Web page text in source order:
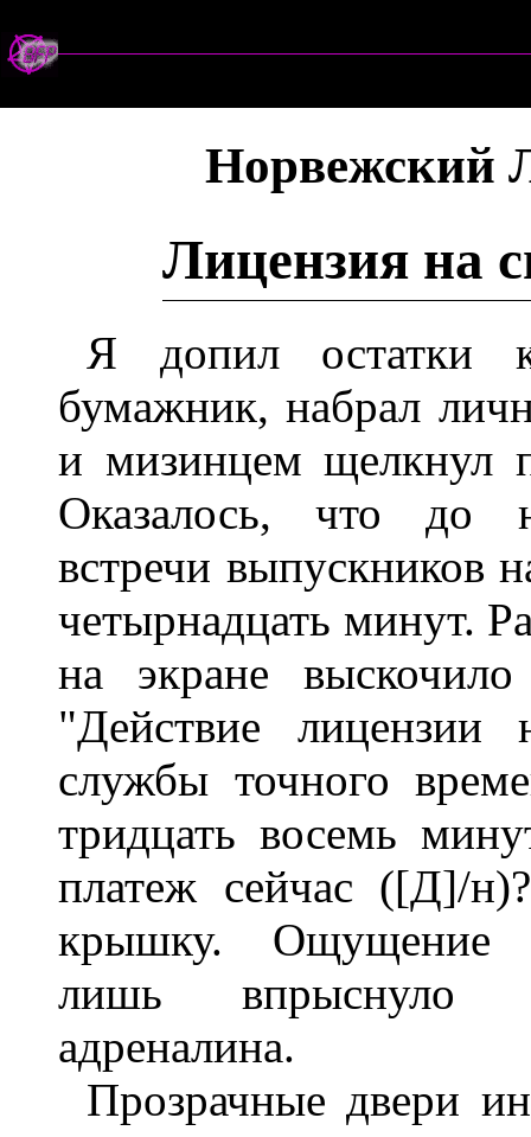
Норвежский
Лицензия на
Я допил остатки
бумажник, набрал
и мизинцем щелкнул
Оказалось, что до
встречи выпускников
четырнадцать минут.
на экране
"Действие лицензии
службы точного
тридцать восемь
платеж сейчас ([Д]/
крышку. Ощущение
лишь впрыснуло
адреналина.
Прозрачные двери